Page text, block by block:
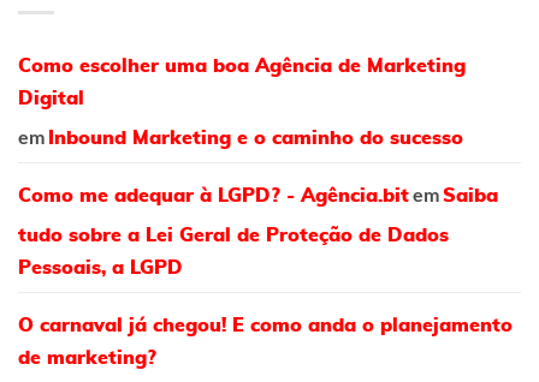
Como escolher uma boa Agência de Marketing
Digital
em Inbound Marketing e o caminho do sucesso
Como me adequar à LGPD? - Agência.bitemSaiba
tudo sobre a Lei Geral de Proteção de Dados
Pessoais, a LGPD
O carnaval já chegou! E como anda o planejamento
de marketing?